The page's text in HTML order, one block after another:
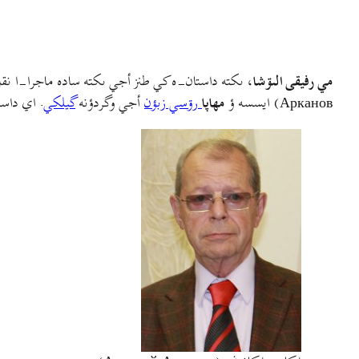
مي رفيقى الىۊشا، ىکته داستان-ه کي طنز أجي ىکته ساده ماجرا-
Арканов) ايسسه ؤ
مهاپارۊسي زبؤنأجي وگردؤنهگيلکي. اي